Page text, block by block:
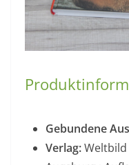
Gebundene
Verlag:Weltbild